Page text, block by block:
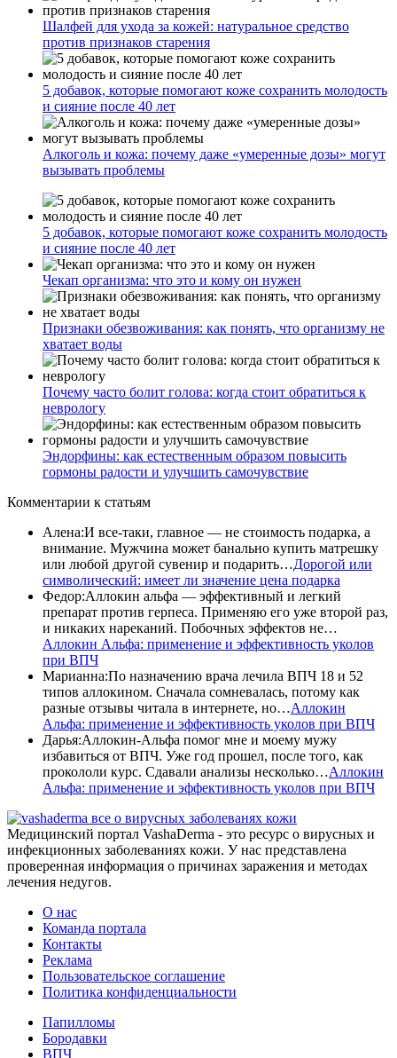
Шалфей для ухода за кожей: натуральное средство
против признаков старения
5 добавок, которые помогают коже сохранить молодость
и сияние после 40 лет
Алкоголь и кожа: почему даже «умеренные дозы» могут
вызывать проблемы
5 добавок, которые помогают коже сохранить молодость
и сияние после 40 лет
Чекап организма: что это и кому он нужен
Признаки обезвоживания: как понять, что организму не
хватает воды
Почему часто болит голова: когда стоит обратиться к
неврологу
Эндорфины: как естественным образом повысить
гормоны радости и улучшить самочувствие
Комментарии к статьям
Алена:И все-таки, главное — не стоимость подарка, а
внимание. Мужчина может банально купить матрешку
или любой другой сувенир и подарить…Дорогой или
символический: имеет ли значение цена подарка
Федор:Аллокин альфа — эффективный и легкий
препарат против герпеса. Применяю его уже второй раз,
и никаких нареканий. Побочных эффектов не…
Аллокин Альфа: применение и эффективность уколов
при ВПЧ
Марианна:По назначению врача лечила ВПЧ 18 и 52
типов аллокином. Сначала сомневалась, потому как
разные отзывы читала в интернете, но…Аллокин
Альфа: применение и эффективность уколов при ВПЧ
Дарья:Аллокин-Альфа помог мне и моему мужу
избавиться от ВПЧ. Уже год прошел, после того, как
прокололи курс. Сдавали анализы несколько…Аллокин
Альфа: применение и эффективность уколов при ВПЧ
все о вирусных заболеванях кожи
Медицинский портал VashaDerma - это ресурс о вирусных и
инфекционных заболеваниях кожи. У нас представлена
проверенная информация о причинах заражения и методах
лечения недугов.
О нас
Команда портала
Контакты
Реклама
Пользовательское соглашение
Политика конфиденциальности
Папилломы
Бородавки
ВПЧ